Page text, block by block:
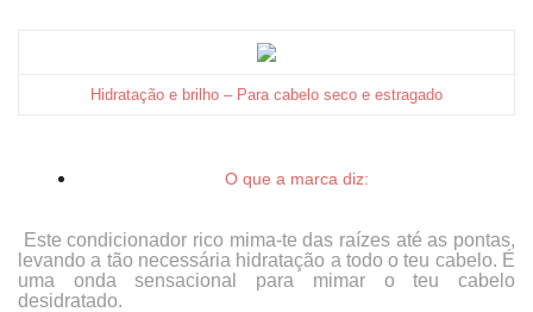
Hidratação e brilho – Para cabelo seco e estragado
O que a marca diz:
Este condicionador rico mima-te das raízes até as pontas,
levando a tão necessária hidratação a todo o teu cabelo. É
uma onda sensacional para mimar o teu cabelo
desidratado.